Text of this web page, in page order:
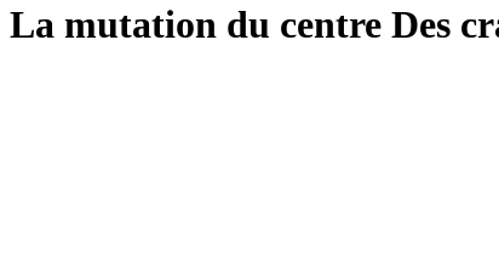
La mutation du centre Des